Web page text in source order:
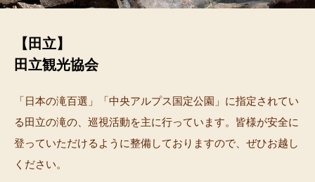
【田立】
田立観光協会
「日本の滝百選」「中央アルプス国定公園」に指定されてい
る田立の滝の、巡視活動を主に行っています。皆様が安全に
登っていただけるように整備しておりますので、ぜひお越し
ください。